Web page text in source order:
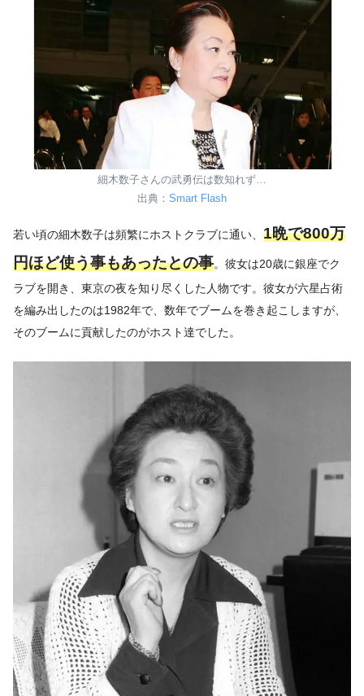
細木数子さんの武勇伝は数知れず…
出典： Smart Flash
若い頃の細木数子は頻繁にホストクラブに通い、 1晩で800万
円ほど使う事もあったとの事。彼女は20歳に銀座でク
ラブを開き、東京の夜を知り尽くした人物です。彼女が六星占術
を編み出したのは1982年で、数年でブームを巻き起こしますが、
そのブームに貢献したのがホスト達でした。